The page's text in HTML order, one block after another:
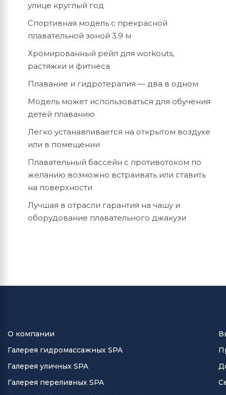
улице круглый год
Спортивная модель с прекрасной
плавательной зоной 3.9 м
Хромированный рейл для workouts,
растяжки и фитнеса
Плавание и гидротерапия — два в одном
Модель может использоваться для обучения
детей плаванию
Легко устанавливается на открытом воздухе
или в помещении
Плавательный бассейн с противотоком по
желанию возможно встраивать или ставить
на поверхности
Лучшая в отрасли гарантия на чашу и
оборудование плавательного джакузи
О компании
Галерея гидромассажных SPA
Галерея уличных SPA
Галерея переливных SPA